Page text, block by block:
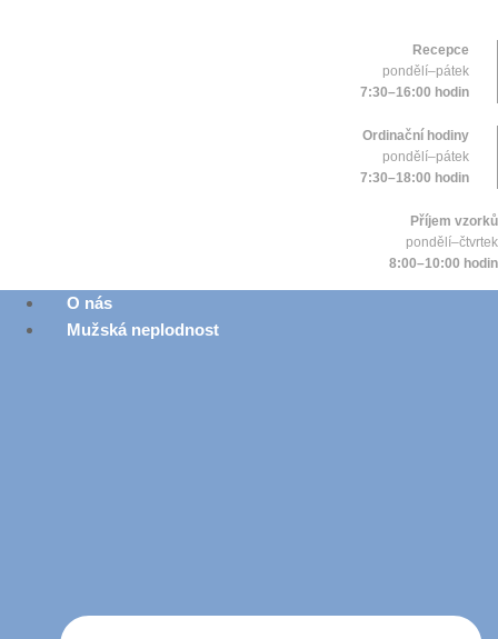
Recepce
pondělí–pátek
7:30–16:00 hodin
Ordinační hodiny
pondělí–pátek
7:30–18:00 hodin
Příjem vzorků
pondělí–čtvrtek
8:00–10:00 hodin
O nás
Mužská neplodnost